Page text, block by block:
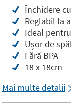
Închidere
Reglabil la
Ideal
Ușor de
Fără BPA
18 x 18cm
Mai multe detalii